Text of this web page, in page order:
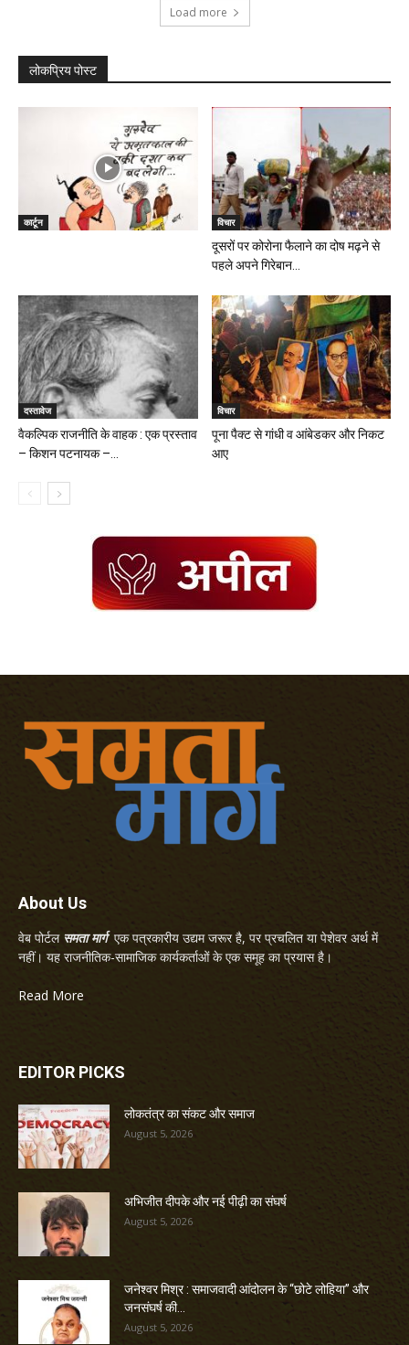
Load more
लोकप्रिय पोस्ट
कार्टून विचार
दूसरों पर कोरोना फैलाने का दोष मढ़ने से
पहले अपने गिरेबान...
दस्तावेज
वैकल्पिक राजनीति के वाहक : एक प्रस्ताव
– किशन पटनायक –...
विचार
पूना पैक्ट से गांधी व आंबेडकर और निकट
आए
About Us
वेब पोर्टल समता मार्गएक पत्रकारीय उद्यम जरूर है, पर प्रचलित या पेशेवर अर्थ में
नहीं। यह राजनीतिक-सामाजिक कार्यकर्ताओं के एक समूह का प्रयास है।
Read More
EDITOR PICKS
लोकतंत्र का संकट और समाज
August 5, 2026
अभिजीत दीपके और नई पीढ़ी का संघर्ष
August 5, 2026
जनेश्वर मिश्र : समाजवादी आंदोलन के “छोटे लोहिया” और
जनसंघर्ष की...
August 5, 2026